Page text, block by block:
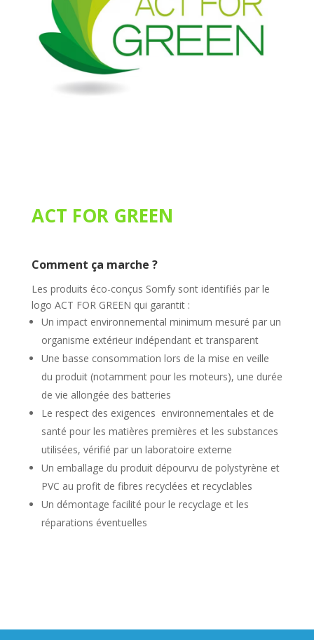
ACT FOR GREEN
Comment ça marche ?
Les produits éco-conçus Somfy sont identifiés par le
logo ACT FOR GREEN qui garantit :
Un impact environnemental minimum mesuré par un
organisme extérieur indépendant et transparent
Une basse consommation lors de la mise en veille
du produit (notamment pour les moteurs), une durée
de vie allongée des batteries
Le respect des exigences environnementales et de
santé pour les matières premières et les substances
utilisées, vérifié par un laboratoire externe
Un emballage du produit dépourvu de polystyrène et
PVC au profit de fibres recyclées et recyclables
Un démontage facilité pour le recyclage et les
réparations éventuelles